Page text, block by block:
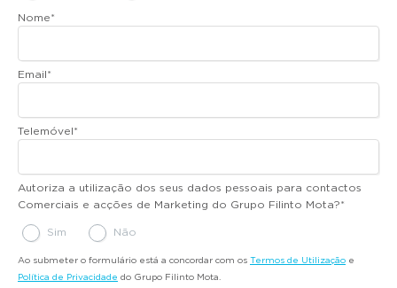
Nome*
Email*
Telemóvel*
Autoriza a utilização dos seus dados pessoais para contactos
Comerciais e acções de Marketing do Grupo Filinto Mota?*
Sim Não
Ao submeter o formulário está a concordar com os Termos de Utilização e
Política de Privacidade do Grupo Filinto Mota.